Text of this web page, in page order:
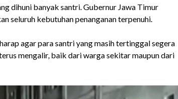
dihuni banyak santri. Gubernur Jawa Timur
seluruh kebutuhan penanganan terpenuhi.
agar para santri yang masih tertinggal segera
mengalir, baik dari warga sekitar maupun dari